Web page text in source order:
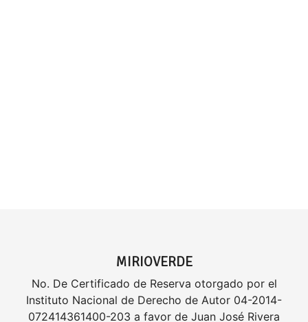
MIRIOVERDE
No. De Certificado de Reserva otorgado por el
Instituto Nacional de Derecho de Autor 04-2014-
072414361400-203 a favor de Juan José Rivera